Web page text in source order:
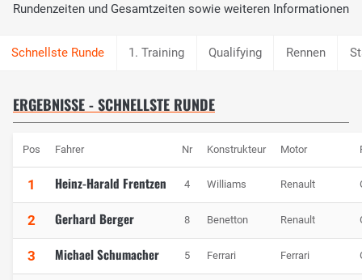
Rundenzeiten und Gesamtzeiten sowie weiteren Informationen
1. Training Qualifying Rennen
ERGEBNISSE - SCHNELLSTE RUNDE
Pos Fahrer Nr Konstrukteur Motor
1 Heinz-Harald Frentzen 4 Williams Renault
2 Gerhard Berger 8 Benetton Renault
3 Michael Schumacher 5 Ferrari Ferrari